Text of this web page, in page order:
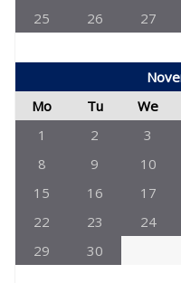
25
26 27
Mo
Tu We
1
2 3
8
9 10
15
16 17
22
23 24
29
30